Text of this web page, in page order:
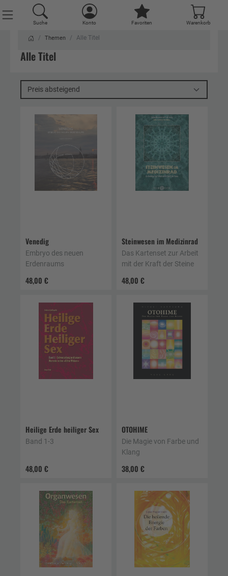
Suche Konto Favoriten Warenkorb
Themen Alle Titel
Alle Titel
Preis absteigend
Venedig
48,00 €
Embryo des neuen
Erdenraums
Steinwesen im Medizinrad
48,00 €
Das Kartenset zur Arbeit
mit der Kraft der Steine
Heilige Erde heiliger Sex
48,00 €
Band 1-3
OTOHIME
38,00 €
Die Magie von Farbe und
Klang